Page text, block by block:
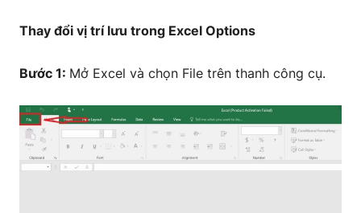
Thay đổi vị trí lưu trong Excel Options
Bước 1: Mở Excel và chọn File trên thanh công cụ.